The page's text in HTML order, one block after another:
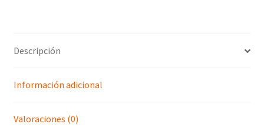
Descripción
Información adicional
Valoraciones (0)